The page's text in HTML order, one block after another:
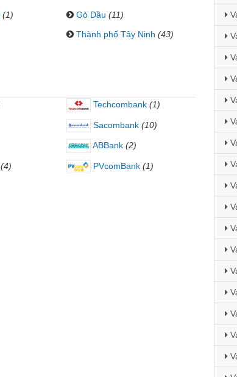
(1) Gò Dầu (11)
Thành phố Tây Ninh (43)
Techcombank (1)
Sacombank (10)
ABBank (2)
(4) PVcomBank (1)